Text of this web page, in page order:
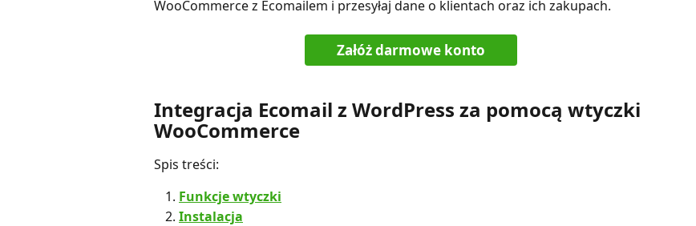
WooCommerce z Ecomailem i przesyłaj dane o klientach oraz ich zakupach.
Załóż darmowe konto
Integracja Ecomail z WordPress za pomocą wtyczki
WooCommerce
Spis treści:
Funkcje wtyczki
Instalacja